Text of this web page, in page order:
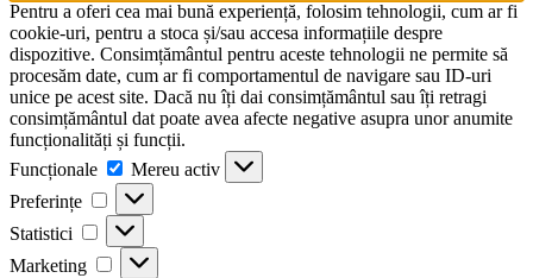
Pentru a oferi cea mai bună experiență, folosim tehnologii, cum ar fi
cookie-uri, pentru a stoca și/sau accesa informațiile despre
dispozitive. Consimțământul pentru aceste tehnologii ne permite să
procesăm date, cum ar fi comportamentul de navigare sau ID-uri
unice pe acest site. Dacă nu îți dai consimțământul sau îți retragi
consimțământul dat poate avea afecte negative asupra unor anumite
funcționalități și funcții.
Funcționale
Funcționale
Mereu activ
Preferințe
Preferințe
Statistici Statistici
Marketing Marketing